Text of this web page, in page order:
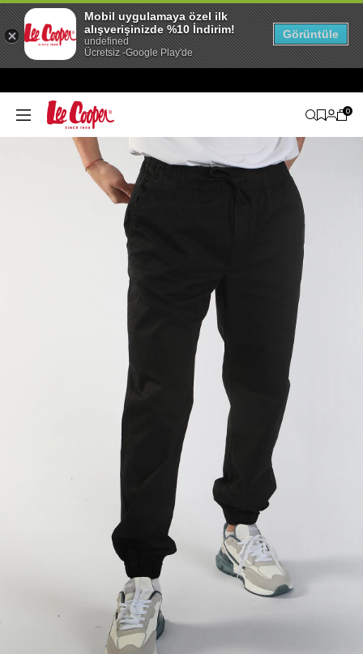
0
Mobil uygulamaya özel ilk
alışverişinizde %10 İndirim!
undefined
Ücretsiz -Google Play'de
Görüntüle